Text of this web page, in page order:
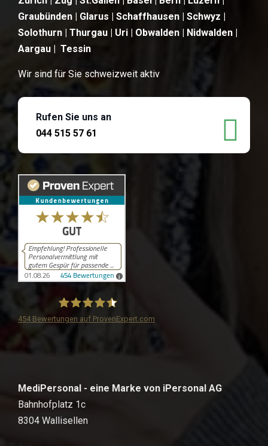
Graubünden | Glarus | Schaffhausen | Schwyz |
Solothurn | Thurgau | Uri | Obwalden | Nidwalden |
Aargau | Tessin
Wir sind für Sie schweizweit aktiv
Rufen Sie uns an
044 515 57 61
454 Bewertungen auf ProvenExpert.com
MediPersonal - eine Marke von iPersonal AG
Bahnhofplatz 1c
8304 Wallisellen